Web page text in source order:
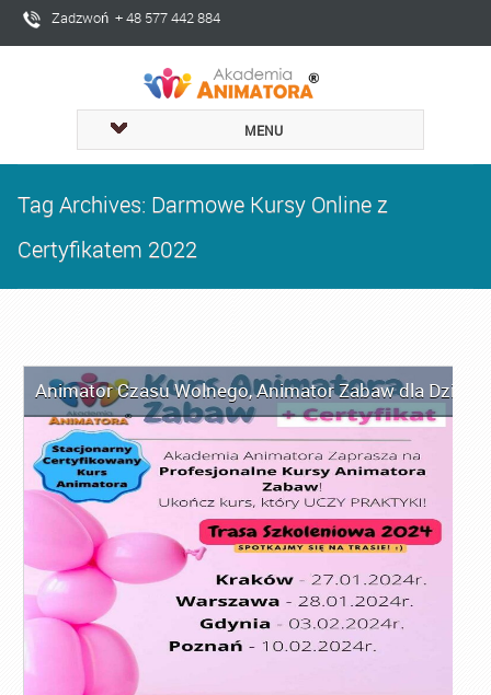
Zadzwoń + 48 577 442 884
MENU
Tag Archives: Darmowe Kursy Online z
Certyfikatem 2022
Animator Czasu Wolnego,Animator Zabaw dla Dzieci